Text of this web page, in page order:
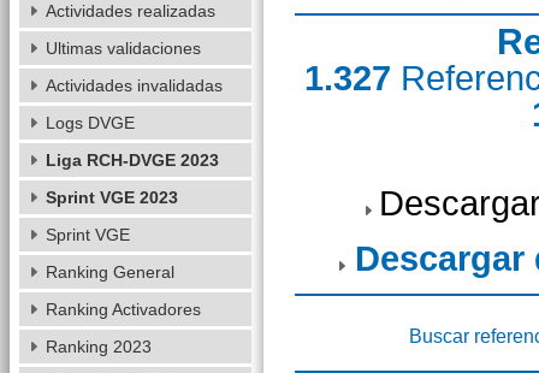
1.327
Descargar
Buscar
Actividades realizadas
Ultimas validaciones
Actividades invalidadas
Logs DVGE
Liga RCH-DVGE 2023
Sprint VGE 2023
Sprint VGE
Ranking General
Ranking Activadores
Ranking 2023